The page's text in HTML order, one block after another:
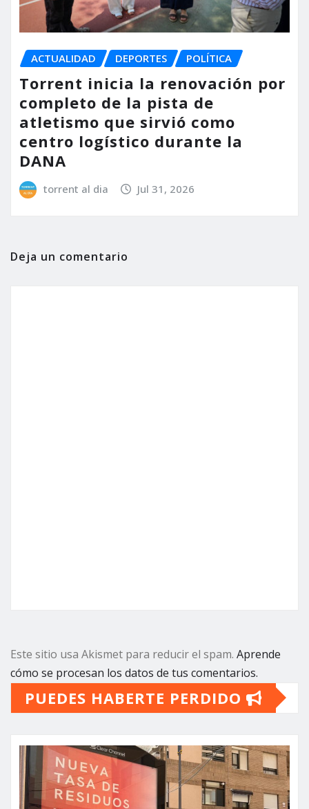
ACTUALIDAD DEPORTES POLÍTICA
Torrent inicia la renovación por
completo de la pista de
atletismo que sirvió como
centro logístico durante la
DANA
torrent al dia Jul 31, 2026
Deja un comentario
Este sitio usa Akismet para reducir el spam. Aprende
cómo se procesan los datos de tus comentarios.
PUEDES HABERTE PERDIDO